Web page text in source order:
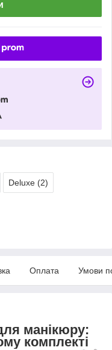
Deluxe (2)
Оплата Умови
манікюру:
комплекті